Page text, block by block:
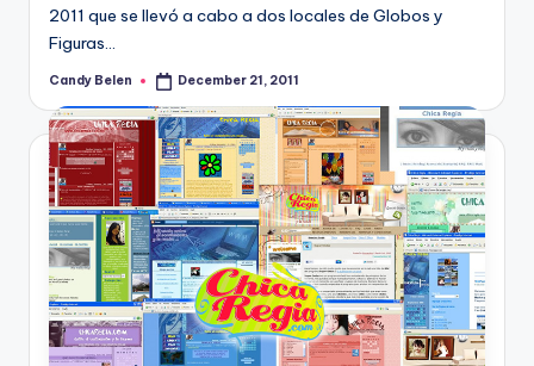
2011 que se llevó a cabo a dos locales de Globos y
Figuras…
Posted
Candy Belen December 21, 2011